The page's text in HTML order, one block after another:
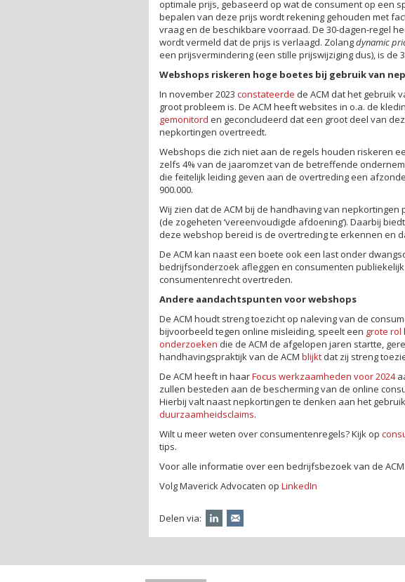
optimale prijs, gebaseerd op wat de consument op een
bepalen van deze prijs wordt rekening gehouden met
vraag en de beschikbare voorraad. De 30-dagen-regel
wordt vermeld dat de prijs is verlaagd. Zolangdynamic
een prijsvermindering (een stille prijswijziging dus), is de
Webshops riskeren hoge boetes bij gebruik van
In november 2023 constateerde de ACM dat het gebruik
groot probleem is. De ACM heeft websites in o.a. de
gemonitord en geconcludeerd dat een groot deel van
nepkortingen overtreedt.
Webshops die zich niet aan de regels houden riskeren
zelfs 4% van de jaaromzet van de betreffende
die feitelijk leiding geven aan de overtreding een
900.000.
Wij zien dat de ACM bij de handhaving van
(de zogeheten ‘vereenvoudigde afdoening’). Daarbij
deze webshop bereid is de overtreding te erkennen en
De ACM kan naast een boete ook een last onder
bedrijfsonderzoek afleggen en consumenten
consumentenrecht overtreden.
Andere aandachtspunten voor webshops
De ACM houdt streng toezicht op naleving van de
bijvoorbeeld tegen online misleiding, speelt een grote rol
onderzoeken die de ACM de afgelopen jaren startte,
handhavingspraktijk van de ACM blijkt dat zij streng
De ACM heeft in haarFocus werkzaamheden voor 2024
zullen besteden aan de bescherming van de online
Hierbij valt naast nepkortingen te denken aan het
duurzaamheidsclaims.
Wilt u meer weten over consumentenregels? Kijk op
tips.
Voor alle informatie over een bedrijfsbezoek van de
Volg Maverick Advocaten op LinkedIn
Delen via: